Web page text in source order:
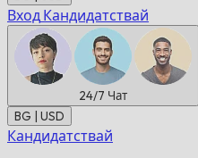
Вход Кандидатствай
24/7 Чат
BG | USD
Кандидатствай